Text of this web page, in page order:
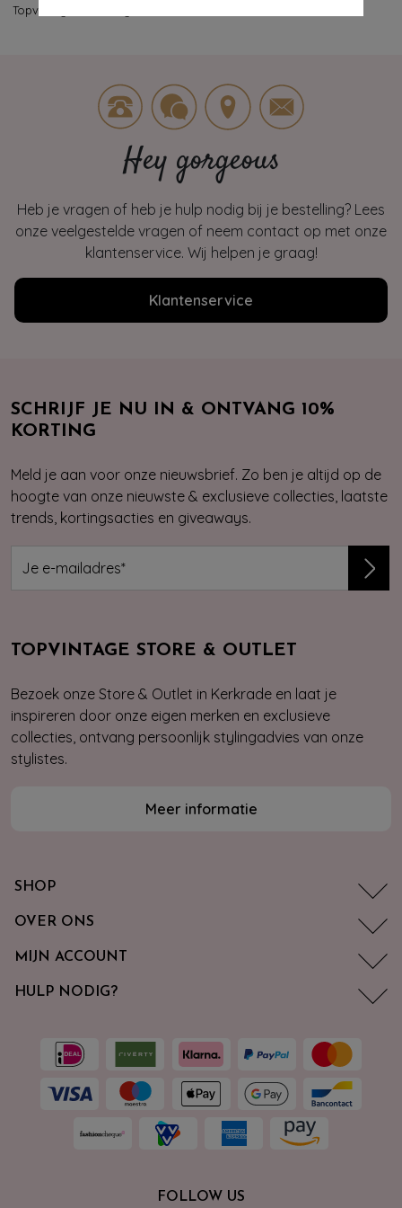
Topvintage
Hey gorgeous
Heb je vragen of heb je hulp nodig bij je bestelling? Lees
onze veelgestelde vragen of neem contact op met onze
klantenservice. Wij helpen je graag!
Klantenservice
SCHRIJF JE NU IN & ONTVANG 10%
KORTING
Meld je aan voor onze nieuwsbrief. Zo ben je altijd op de
hoogte van onze nieuwste & exclusieve collecties, laatste
trends, kortingsacties en giveaways.
TOPVINTAGE STORE & OUTLET
Bezoek onze Store & Outlet in Kerkrade en laat je
inspireren door onze eigen merken en exclusieve
collecties, ontvang persoonlijk stylingadvies van onze
stylistes.
Meer informatie
SHOP
OVER ONS
MIJN ACCOUNT
HULP NODIG?
FOLLOW US